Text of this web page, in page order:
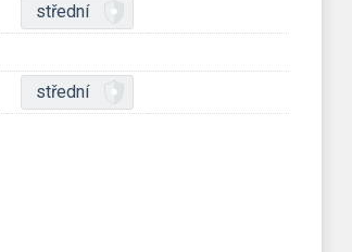
střední
střední